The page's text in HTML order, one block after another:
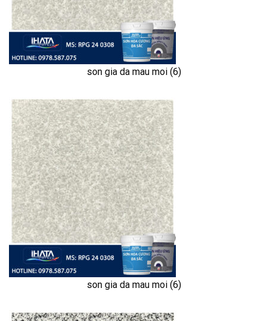
son gia da mau moi (6)
son gia da mau moi (6)